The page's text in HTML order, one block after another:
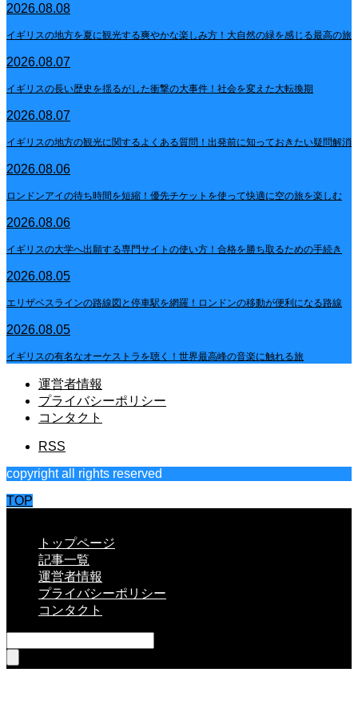
2026.08.08
イギリスの地方を夏に観光する爽やかな楽しみ方！大自然の緑を感じる最高の旅
2026.08.07
イギリスの長い歴史を揺るがした衝撃の大事件！社会を変えた大転換期
2026.08.07
イギリスの地方の観光に関するよくある質問！出発前に知っておきたい疑問解消
2026.08.06
ロンドンアイの待ち時間を短縮！優先チケットを使って快適に空の旅を楽しむ
2026.08.06
イギリスの大学へ出願する専門サイトの使い方！合格を勝ち取るための手続き
2026.08.05
エリザベスラインの路線図と停車駅を網羅！ロンドンの移動が便利になる路線
2026.08.05
イギリスの有名なオーケストラを聴く！世界最高峰の音楽に触れる旅
運営者情報
プライバシーポリシー
コンタクト
RSS
copyright all rights reserved
TOP
トップページ
記事一覧
運営者情報
プライバシーポリシー
コンタクト